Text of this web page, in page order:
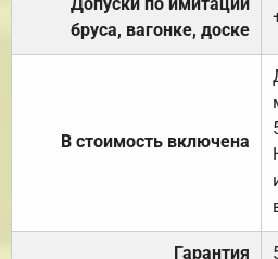
бруса, вагонке, доске
В стоимость включена
Гарантия